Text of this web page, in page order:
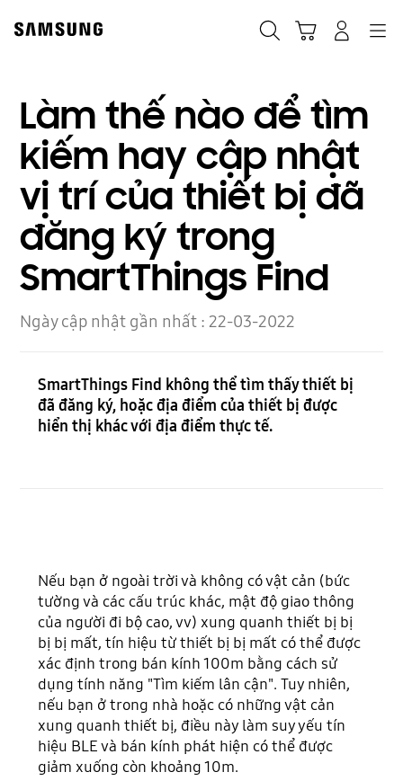
content
Làm thế nào để tìm
kiếm hay cập nhật
vị trí của thiết bị đã
đăng ký trong
SmartThings Find
Ngày cập nhật gần nhất :22-03-2022
SmartThings Find không thể tìm thấy thiết bị
đã đăng ký, hoặc địa điểm của thiết bị được
hiển thị khác với địa điểm thực tế.
Nếu bạn ở ngoài trời và không có vật cản (bức
tường và các cấu trúc khác, mật độ giao thông
của người đi bộ cao, vv) xung quanh thiết bị bị
bị bị mất, tín hiệu từ thiết bị bị mất có thể được
xác định trong bán kính 100m bằng cách sử
dụng tính năng "Tìm kiếm lân cận". Tuy nhiên,
nếu bạn ở trong nhà hoặc có những vật cản
xung quanh thiết bị, điều này làm suy yếu tín
hiệu BLE và bán kính phát hiện có thể được
giảm xuống còn khoảng 10m.